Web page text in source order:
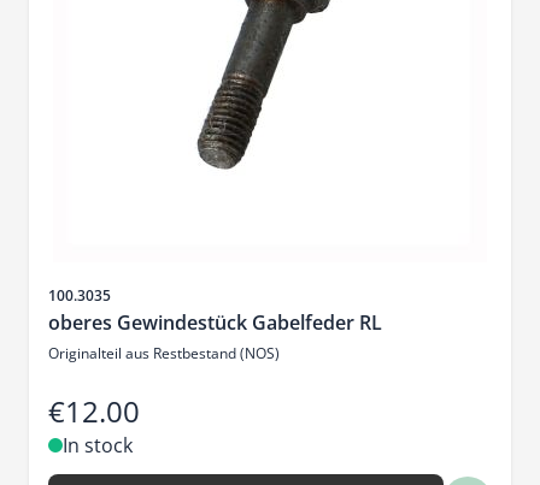
Sku
100.3035
oberes Gewindestück Gabelfeder RL
Originalteil aus Restbestand (NOS)
€12.00
In stock